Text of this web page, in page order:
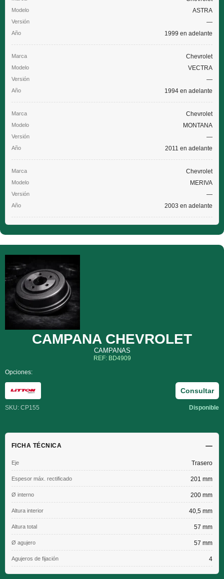
ASTRA
—
1999 en adelante
Chevrolet
VECTRA
—
1994 en adelante
Chevrolet
MONTANA
—
2011 en adelante
Chevrolet
MERIVA
—
2003 en adelante
CAMPANA CHEVROLET
CAMPANAS
REF: BD4909
Opciones:
SKU: CP155 Disponible
Consultar
FICHA TÉCNICA
Eje Trasero
Espesor máx. rectificado 201 mm
Ø interno 200 mm
Altura interior 40,5 mm
Altura total 57 mm
Ø agujero 57 mm
Agujeros de fijación 4